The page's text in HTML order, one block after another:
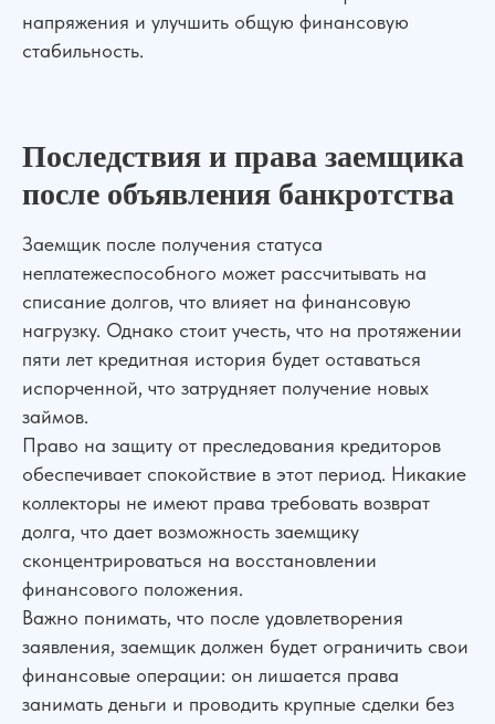
Бесплатная консультация
Консультация по телефону
Адрес нашего офиса
Услуги Контакты
напряжения и улучшить общую финансовую
стабильность.
Последствия и права заемщика
после объявления банкротства
Заемщик после получения статуса
неплатежеспособного может рассчитывать на
списание долгов, что влияет на финансовую
нагрузку. Однако стоит учесть, что на протяжении
пяти лет кредитная история будет оставаться
испорченной, что затрудняет получение новых
займов.
Право на защиту от преследования кредиторов
обеспечивает спокойствие в этот период. Никакие
коллекторы не имеют права требовать возврат
долга, что дает возможность заемщику
сконцентрироваться на восстановлении
финансового положения.
Важно понимать, что после удовлетворения
заявления, заемщик должен будет ограничить свои
финансовые операции: он лишается права
занимать деньги и проводить крупные сделки без
УПРАВА ТМ групп © Все права защищены. Зарегистрирован товарный
НАШИ ОФИСЫ
Прайс лист
Специалисты
Политика конфиденциальности
г. Ростов-на-Дону, ул. Красноармейская 141/128
ул. Пролетарский пр., 21/24
Пользовательское соглашение
Согласие на обработку персональных данных
Карта сайта
Показать все офисы
г. Шахты, ул. Советская, д.279, оф 10
г. Краснодар, ул. Северная, 476
ООО «УПРАВА» | ИНН 6155077060 | ОГРН 1176196020197